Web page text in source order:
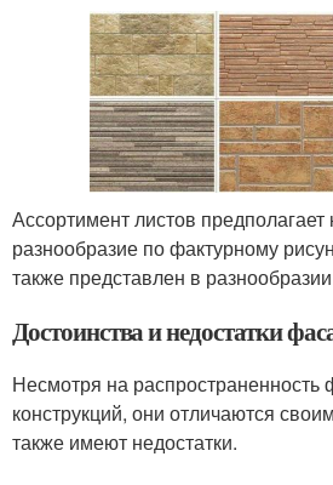
Ассортимент листов предполагает
разнообразие по фактурному
также представлен в
Достоинства и недостатки
Несмотря на
конструкций, они отличаются
также имеют недостатки.